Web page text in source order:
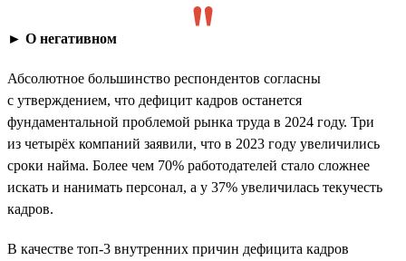
► О негативном
Абсолютное большинство респондентов согласны
с утверждением, что дефицит кадров останется
фундаментальной проблемой рынка труда в 2024 году. Три
из четырёх компаний заявили, что в 2023 году увеличились
сроки найма. Более чем 70% работодателей стало сложнее
искать и нанимать персонал, а у 37% увеличилась текучесть
кадров.
В качестве топ-3 внутренних причин дефицита кадров